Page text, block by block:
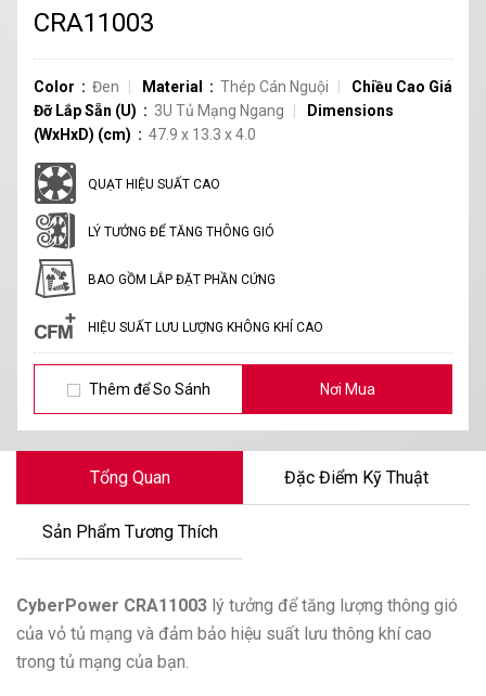
CRA11003
Color Đen Material Thép Cán Nguội
Chiều Cao Giá
Đỡ Lắp Sẵn (U)
3U Tủ Mạng Ngang
Dimensions
(WxHxD) (cm)
47.9 x 13.3 x 4.0
QUẠT HIỆU SUẤT CAO
LÝ TƯỞNG ĐỂ TĂNG THÔNG GIÓ
BAO GỒM LẮP ĐẶT PHẦN CỨNG
HIỆU SUẤT LƯU LƯỢNG KHÔNG KHÍ CAO
Thêm để So Sánh Nơi Mua
Tổng Quan Đặc Điểm Kỹ Thuật
Sản Phẩm Tương Thích
CyberPower CRA11003 lý tưởng để tăng lượng thông gió
của vỏ tủ mạng và đảm bảo hiệu suất lưu thông khí cao
trong tủ mạng của bạn.